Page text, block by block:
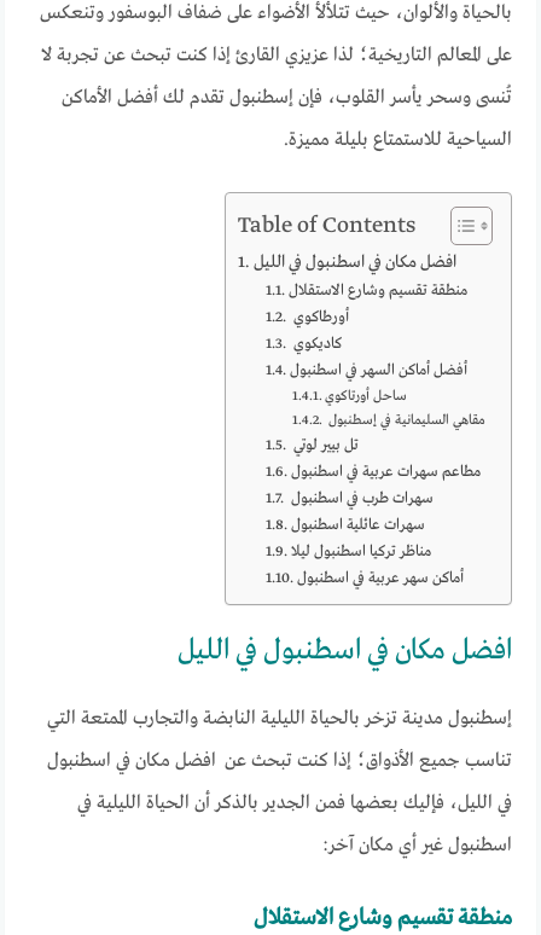
بالحياة والألوان، حيث تتلألأ الأضواء على ضفاف البوسفور وتنعكس
على المعالم التاريخية؛ لذا عزيزي القارئ إذا كنت تبحث عن تجربة لا
تُنسى وسحر يأسر القلوب، فإن إسطنبول تقدم لك أفضل الأماكن
السياحية للاستمتاع بليلة مميزة.
Table of Contents
افضل مكان في اسطنبول في الليل
منطقة تقسيم وشارع الاستقلال
أورطاكوي
كاديكوي
أفضل أماكن السهر في اسطنبول
ساحل أورتاكوي
مقاهي السليمانية في إسطنبول
مطاعم سهرات عربية في اسطنبول
سهرات طرب في اسطنبول
سهرات عائلية اسطنبول
مناظر تركيا اسطنبول ليلا
أماكن سهر عربية في اسطنبول
افضل مكان في اسطنبول في الليل
إسطنبول مدينة تزخر بالحياة الليلية النابضة والتجارب الممتعة التي
تناسب جميع الأذواق؛ إذا كنت تبحث عن افضل مكان في اسطنبول
في الليل، فإليك بعضها فمن الجدير بالذكر أن الحياة الليلية في
اسطنبول غير أي مكان آخر:
منطقة تقسيم وشارع الاستقلال